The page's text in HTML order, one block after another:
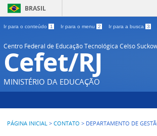
BRASIL
Ir para o conteúdo 1 Ir para o menu 2 Ir para a busca 3
Centro Federal de Educação Tecnológica Celso
Cefet/RJ
MINISTÉRIO DA EDUCAÇÃO
PÁGINA INICIAL > CONTATO > DEPARTAMENTO DE